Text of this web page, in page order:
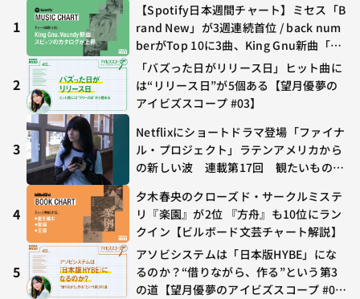
1
【Spotify日本週間チャート】ミセス「B
rand New」が3週連続首位 / back num
berがTop 10に3曲、King Gnu新曲「G
O GHOST」が初登場〜集計期間：2026
年7/24〜7/30
2
「バズった日がリリース日」ヒット曲に
は“リリース日”が5個ある【望月優夢の
アイビズスコープ #03】
3
Netflixにショートドラマ登場「ファイナ
ル・プロジェクト」ラテンアメリカから
の新しい波 連載第17回 観たいものが
4
夕木春央のクローズド・サークルミステ
リ『楽園』が2位 『方舟』も10位にラン
クイン【ビルボード文芸チャート解説】
5
アソビシステムは「日本版HYBE」にな
るのか？“借りながら、作る”という第3
の道【望月優夢のアイビズスコープ #0